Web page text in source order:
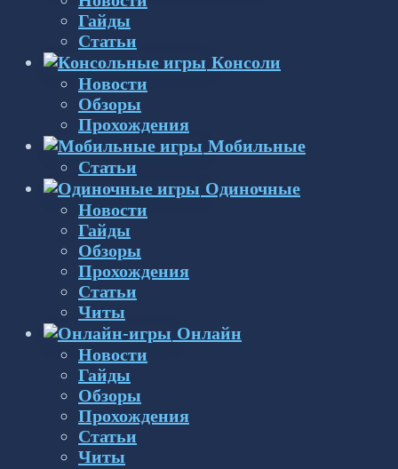
Гайды
Статьи
Консоли
Новости
Обзоры
Прохождения
Мобильные
Статьи
Одиночные
Новости
Гайды
Обзоры
Прохождения
Статьи
Читы
Онлайн
Новости
Гайды
Обзоры
Прохождения
Статьи
Читы